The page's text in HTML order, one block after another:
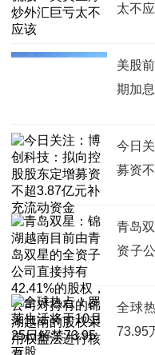
太不
美股
期加
今日
募资
青岛
资子
对持
核算
全球
73.95